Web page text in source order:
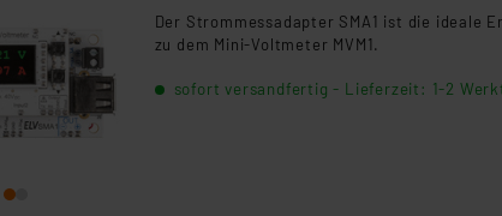
Der Strommessadapter SMA1 ist die ideale
zu dem Mini-Voltmeter MVM1.
sofort versandfertig - Lieferzeit: 1-2